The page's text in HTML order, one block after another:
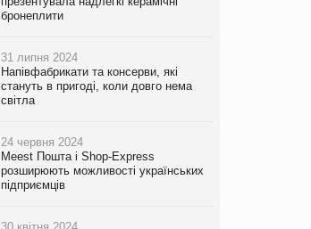
бронеплити
31 липня 2024
Напівфабрикати та консерви, які
стануть в пригоді, коли довго нема
світла
24 червня 2024
Meest Пошта і Shop-Express
розширюють можливості українських
підприємців